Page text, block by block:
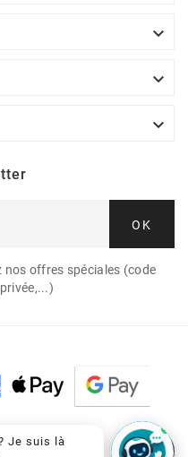



OK
nos offres spéciales (code
Je suis là